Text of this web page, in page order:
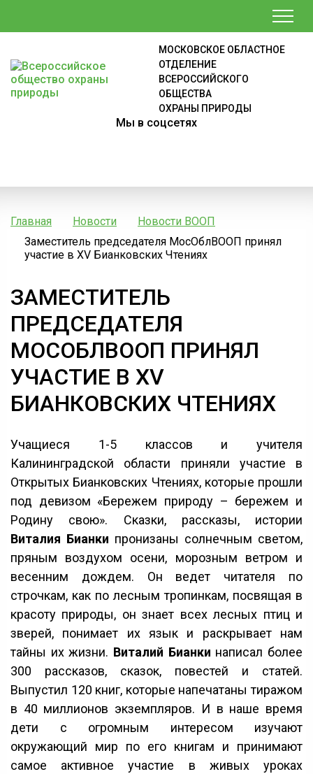
МОСКОВСКОЕ ОБЛАСТНОЕ
ОТДЕЛЕНИЕ
ВСЕРОССИЙСКОГО
ОБЩЕСТВА
ОХРАНЫ ПРИРОДЫ
Мы в соцсетях
Главная Новости
Новости ВООП
Заместитель председателя МосОблВООП принял
участие в XV Бианковских Чтениях
ЗАМЕСТИТЕЛЬ
ПРЕДСЕДАТЕЛЯ
МОСОБЛВООП ПРИНЯЛ
УЧАСТИЕ В XV
БИАНКОВСКИХ ЧТЕНИЯХ
Учащиеся 1-5 классов и учителя
Калининградской области приняли участие в
Открытых Бианковских Чтениях, которые прошли
под девизом «Бережем природу – бережем и
Родину свою». Сказки, рассказы, истории
Виталия Бианки пронизаны солнечным светом,
пряным воздухом осени, морозным ветром и
весенним дождем. Он ведет читателя по
строчкам, как по лесным тропинкам, посвящая в
красоту природы, он знает всех лесных птиц и
зверей, понимает их язык и раскрывает нам
тайны их жизни. Виталий Бианки написал более
300 рассказов, сказок, повестей и статей.
Выпустил 120 книг, которые напечатаны тиражом
в 40 миллионов экземпляров. И в наше время
дети с огромным интересом изучают
окружающий мир по его книгам и принимают
самое активное участие в живых уроках